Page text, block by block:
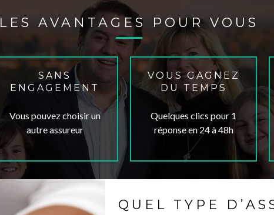
LES AVANTAGES POUR VOUS
SANS
ENGAGEMENT
Vous pouvez choisir un
autre assureur
VOUS GAGNEZ
DU TEMPS
Quelques clics pour 1
réponse en 24 à 48h
QUEL TYPE